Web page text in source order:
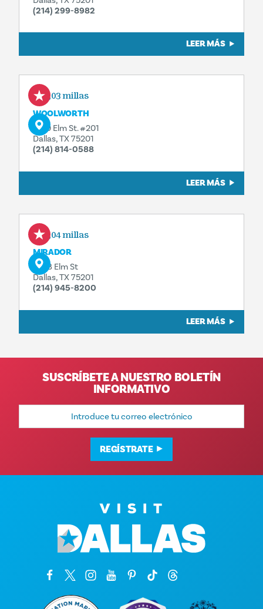
(214) 299-8982
LEER MÁS
0,03 millas
WOOLWORTH
1520 Elm St. #201
Dallas, TX 75201
(214) 814-0588
LEER MÁS
0,04 millas
MIRADOR
1608 Elm St
Dallas, TX 75201
(214) 945-8200
LEER MÁS
SUSCRÍBETE A NUESTRO BOLETÍN
INFORMATIVO
Dirección
correo
REGÍSTRATE